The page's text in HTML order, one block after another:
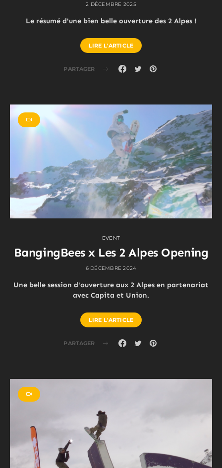
2 DÉCEMBRE 2025
Le résumé d'une bien belle ouverture des 2 Alpes !
LIRE L'ARTICLE
PARTAGER
EVENT
BangingBees x Les 2 Alpes Opening
6 DÉCEMBRE 2024
Une belle session d'ouverture aux 2 Alpes en partenariat
avec Capita et Union.
LIRE L'ARTICLE
PARTAGER